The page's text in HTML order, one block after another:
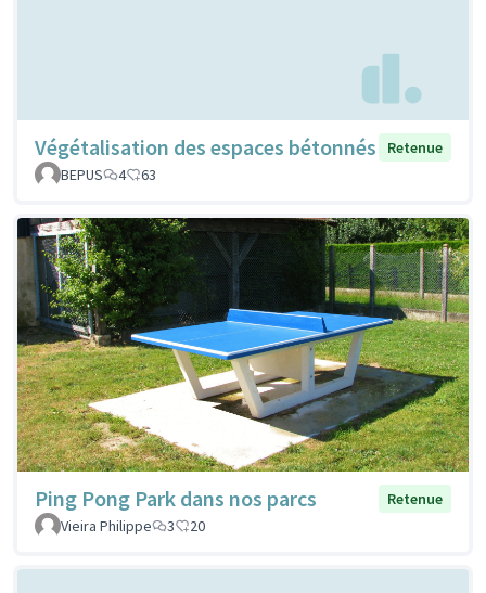
Végétalisation des espaces bétonnés
Retenue
BEPUS
4 63
Ping Pong Park dans nos parcs
Retenue
Vieira Philippe
3 20